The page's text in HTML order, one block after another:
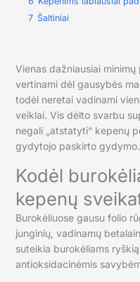
7 Šaltiniai
Vienas dažniausiai
vertinami dėl gausybės
todėl neretai vadinami
veiklai. Vis dėlto svarbu
negali „atstatyti“ kepenų
gydytojo paskirto gydymo.
Kodėl
kepenų
Burokėliuose gausu folio
junginių, vadinamų
suteikia burokėliams
antioksidacinėmis